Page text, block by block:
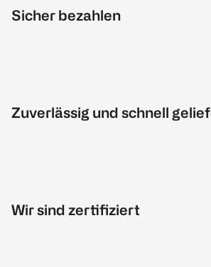
Sicher bezahlen
Zuverlässig und schnell
Wir sind zertifiziert